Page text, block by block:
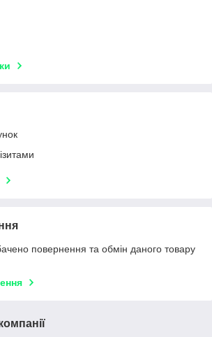
повернення та обмін даного товару